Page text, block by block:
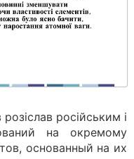
російським і
на окремому
основанный на их